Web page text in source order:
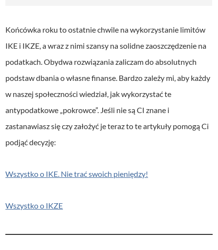
h
Końcówka roku to ostatnie chwile na wykorzystanie limitów
IKE i IKZE, a wraz z nimi szansy na solidne zaoszczędzenie na
podatkach. Obydwa rozwiązania zaliczam do absolutnych
podstaw dbania o własne finanse. Bardzo zależy mi, aby każdy
w naszej społeczności wiedział, jak wykorzystać te
antypodatkowe „pokrowce”. Jeśli nie są CI znane i
zastanawiasz się czy założyć je teraz to te artykuły pomogą Ci
podjąć decyzję:
Wszystko o IKE. Nie trać swoich pieniędzy!
Wszystko o IKZE